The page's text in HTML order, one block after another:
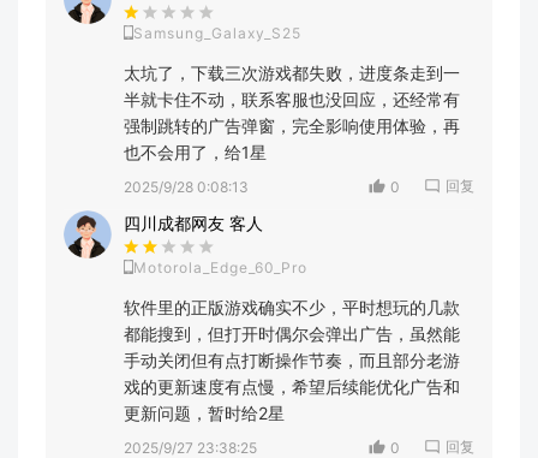
Samsung_Galaxy_S25
太坑了，下载三次游戏都失败，进度条走到一
半就卡住不动，联系客服也没回应，还经常有
强制跳转的广告弹窗，完全影响使用体验，再
也不会用了，给1星
2025/9/28 0:08:13 0 回复
四川成都网友 客人
Motorola_Edge_60_Pro
软件里的正版游戏确实不少，平时想玩的几款
都能搜到，但打开时偶尔会弹出广告，虽然能
手动关闭但有点打断操作节奏，而且部分老游
戏的更新速度有点慢，希望后续能优化广告和
更新问题，暂时给2星
2025/9/27 23:38:25 0 回复